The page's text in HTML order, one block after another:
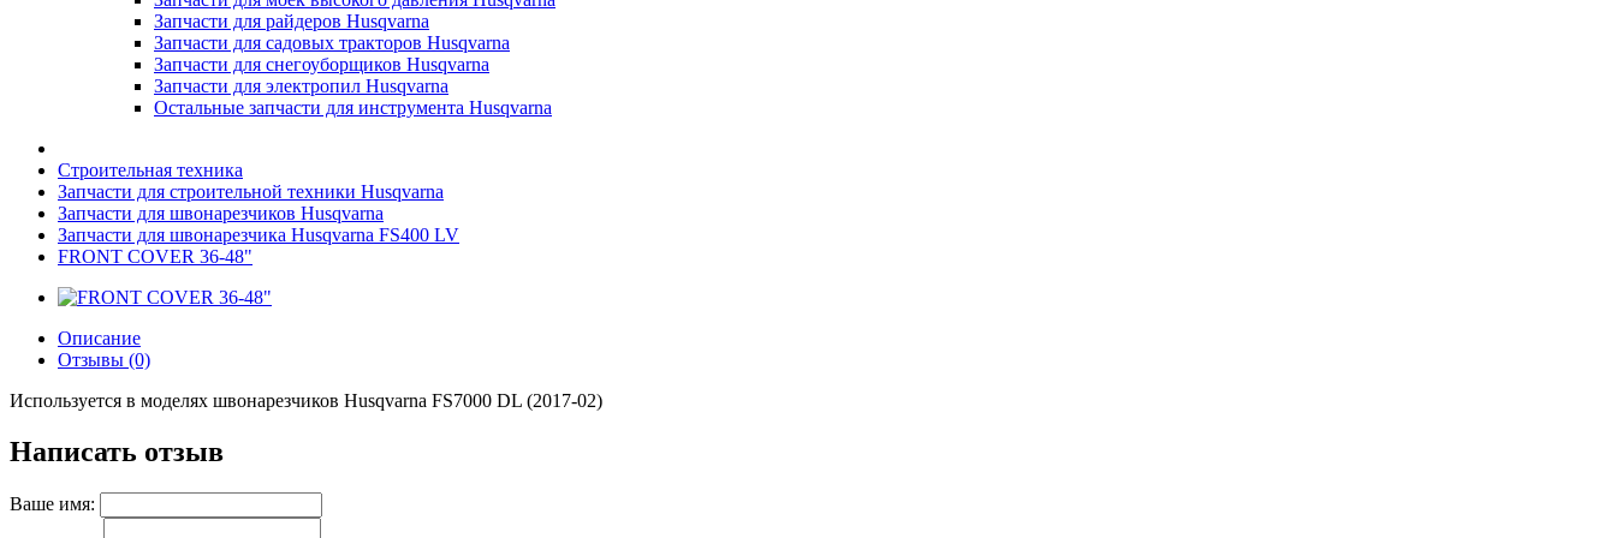
Запчасти для райдеров Husqvarna
Запчасти для садовых тракторов Husqvarna
Запчасти для снегоуборщиков Husqvarna
Запчасти для электропил Husqvarna
Остальные запчасти для инструмента Husqvarna
Строительная техника
Запчасти для строительной техники Husqvarna
Запчасти для швонарезчиков Husqvarna
Запчасти для швонарезчика Husqvarna FS400 LV
FRONT COVER 36-48"
Описание
Отзывы (0)
Используется в моделях швонарезчиков Husqvarna FS7000 DL (2017-02)
Написать отзыв
Ваше имя: